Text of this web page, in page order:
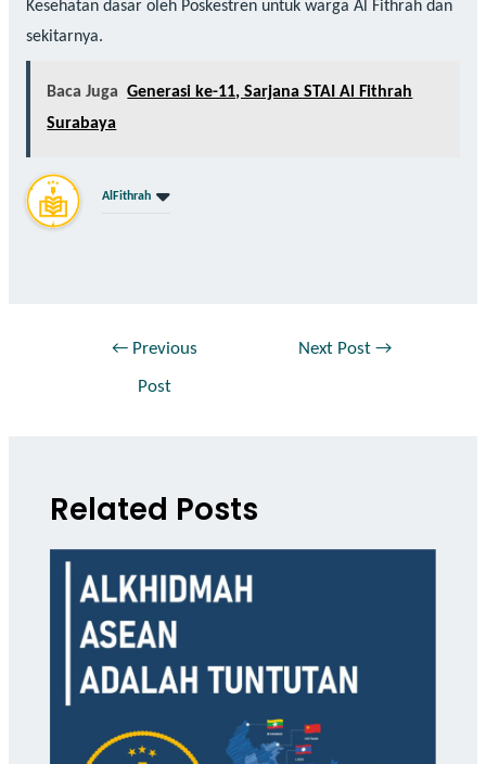
Kesehatan dasar oleh Poskestren untuk warga Al Fithrah dan
sekitarnya.
Baca Juga Generasi ke-11, Sarjana STAI Al Fithrah
Surabaya
AlFithrah
←Previous
Post
Next Post→
Related Posts